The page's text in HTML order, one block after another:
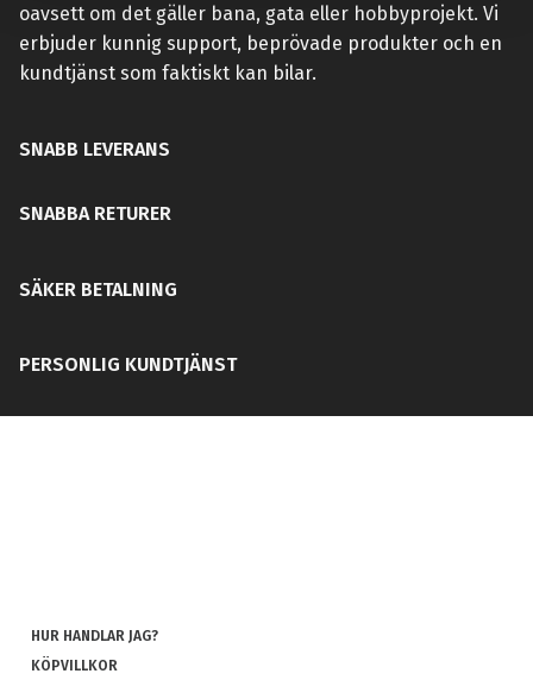
oavsett om det gäller bana, gata eller hobbyprojekt. Vi
erbjuder kunnig support, beprövade produkter och en
kundtjänst som faktiskt kan bilar.
SNABB LEVERANS
SNABBA RETURER
SÄKER BETALNING
PERSONLIG KUNDTJÄNST
HUR HANDLAR JAG?
KÖPVILLKOR